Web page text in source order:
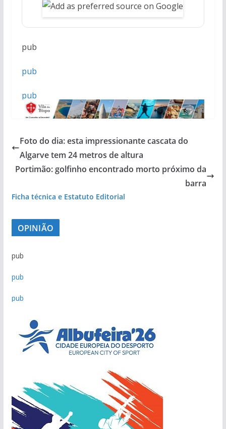
pub
pub
pub
pub
Foto do dia: esta impressionante cascata do
Algarve tem 24 metros de altura
Portimão: golfinho encontrado morto próximo da
barra
Ficha técnica e Estatuto Editorial
OPINIÃO
pub
pub
pub